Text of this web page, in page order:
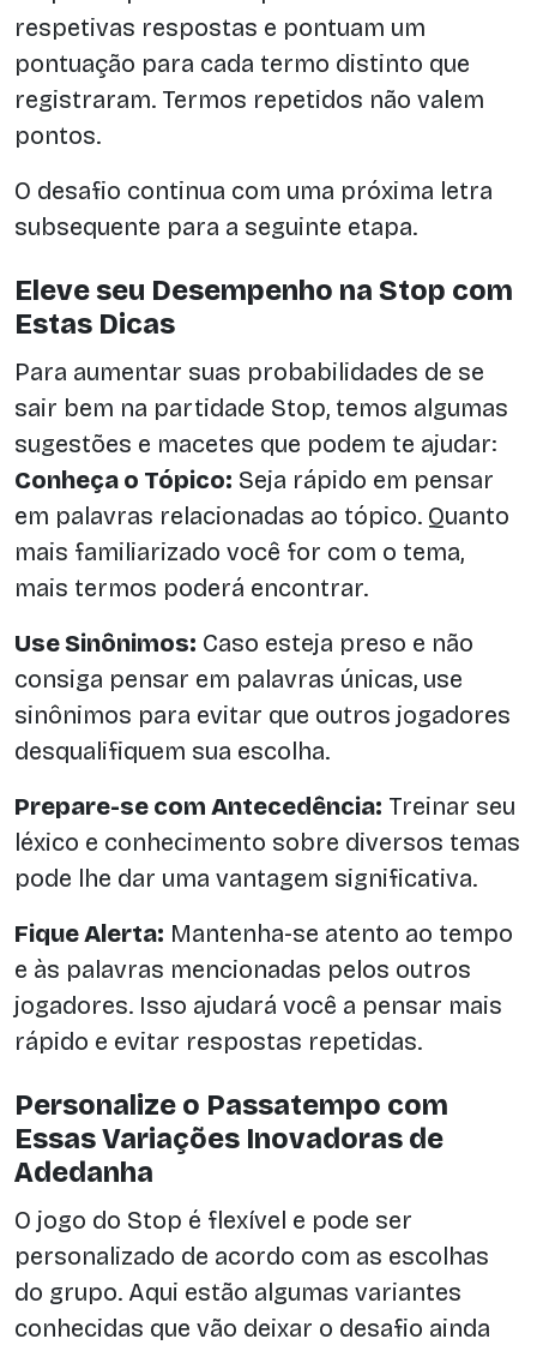
respetivas respostas e pontuam um
pontuação para cada termo distinto que
registraram. Termos repetidos não valem
pontos.
O desafio continua com uma próxima letra
subsequente para a seguinte etapa.
Eleve seu Desempenho na Stop com
Estas Dicas
Para aumentar suas probabilidades de se
sair bem na partidade Stop, temos algumas
sugestões e macetes que podem te ajudar:
Conheça o Tópico: Seja rápido em pensar
em palavras relacionadas ao tópico. Quanto
mais familiarizado você for com o tema,
mais termos poderá encontrar.
Use Sinônimos: Caso esteja preso e não
consiga pensar em palavras únicas, use
sinônimos para evitar que outros jogadores
desqualifiquem sua escolha.
Prepare-se com Antecedência: Treinar seu
léxico e conhecimento sobre diversos temas
pode lhe dar uma vantagem significativa.
Fique Alerta: Mantenha-se atento ao tempo
e às palavras mencionadas pelos outros
jogadores. Isso ajudará você a pensar mais
rápido e evitar respostas repetidas.
Personalize o Passatempo com
Essas Variações Inovadoras de
Adedanha
O jogo do Stop é flexível e pode ser
personalizado de acordo com as escolhas
do grupo. Aqui estão algumas variantes
conhecidas que vão deixar o desafio ainda